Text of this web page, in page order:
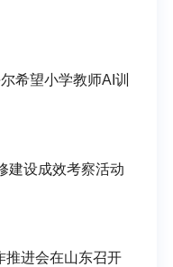
希望小学教师AI训
建设成效考察活动
推进会在山东召开